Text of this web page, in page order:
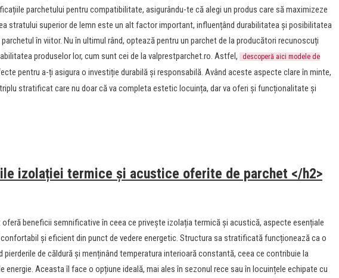
parchetului pentru compatibilitate, asigurându-te că alegi un produs care să maximizeze
stratului superior de lemn este un alt factor important, influențând durabilitatea și posibilitatea
în viitor. Nu în ultimul rând, optează pentru un parchet de la producători recunoscuți
produselor lor, cum sunt cei de la valprestparchet.ro. Astfel,
descoperă aici modele de
pentru a-ți asigura o investiție durabilă și responsabilă. Având aceste aspecte clare în minte,
stratificat care nu doar că va completa estetic locuința, dar va oferi și funcționalitate și
izolației termice și acustice oferite de parchet </h2>
beneficii semnificative în ceea ce privește izolația termică și acustică, aspecte esențiale
și eficient din punct de vedere energetic. Structura sa stratificată funcționează ca o
pierderile de căldură și menținând temperatura interioară constantă, ceea ce contribuie la
energie. Aceasta îl face o opțiune ideală, mai ales în sezonul rece sau în locuințele echipate cu